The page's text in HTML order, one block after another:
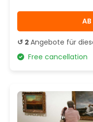
AB
↺ 2 Angebote für
Free cancellation